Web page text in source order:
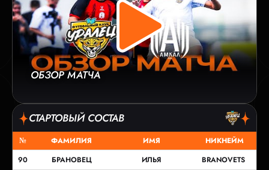
ОБЗОР МАТЧА
СТАРТОВЫЙ СОСТАВ
№ ФАМИЛИЯ ИМЯ
НИКНЕЙМ
90
БРАНОВЕЦ ИЛЬЯ BRANOVETS